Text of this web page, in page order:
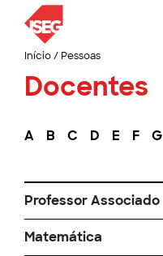
Início/ Pessoas
Docentes
A B C D E F G
Professor Associado
Matemática